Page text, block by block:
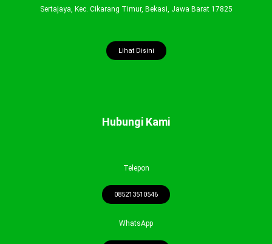
Sertajaya, Kec. Cikarang Timur, Bekasi, Jawa Barat 17825
Lihat Disini
Hubungi Kami
Telepon
085213510546
WhatsApp